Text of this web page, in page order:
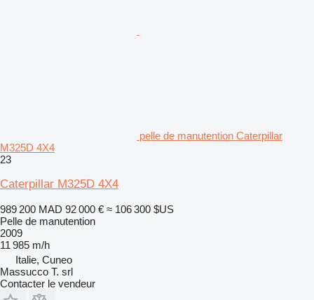
pelle de manutention Caterpillar
M325D 4X4
23
Caterpillar M325D 4X4
989 200 MAD 92 000 € ≈ 106 300 $US
Pelle de manutention
2009
11 985 m/h
Italie, Cuneo
Massucco T. srl
Contacter le vendeur